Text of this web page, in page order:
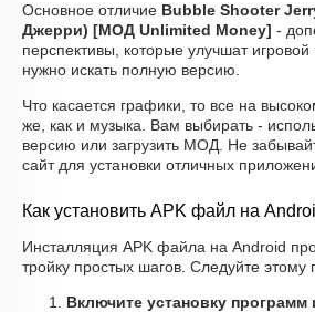
Основное отличие Bubble Shooter
Джерри) [МОД Unlimited Money] -
перспективы, которые улучшат
нужно искать полную версию.
Что касается графики, то все на
же, как и музыка. Вам выбирать -
версию или загрузить МОД. Не
сайт для установки отличных
Как установить APK файл на
Инсталляция APK файла на Android
тройку простых шагов. Следуйте этому
Включите установку программ